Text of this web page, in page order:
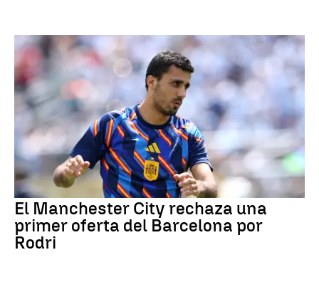
El Manchester City rechaza una
primer oferta del Barcelona por
Rodri